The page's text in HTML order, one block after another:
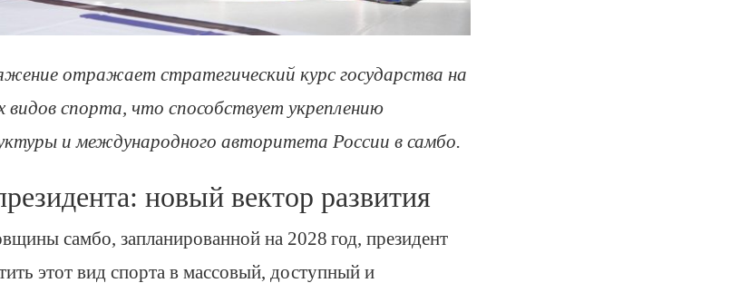
отражает стратегический курс государства на
видов спорта, что способствует укреплению
и международного авторитета России в самбо.
новый вектор развития
самбо, запланированной на 2028 год, президент
этот вид спорта в массовый, доступный и